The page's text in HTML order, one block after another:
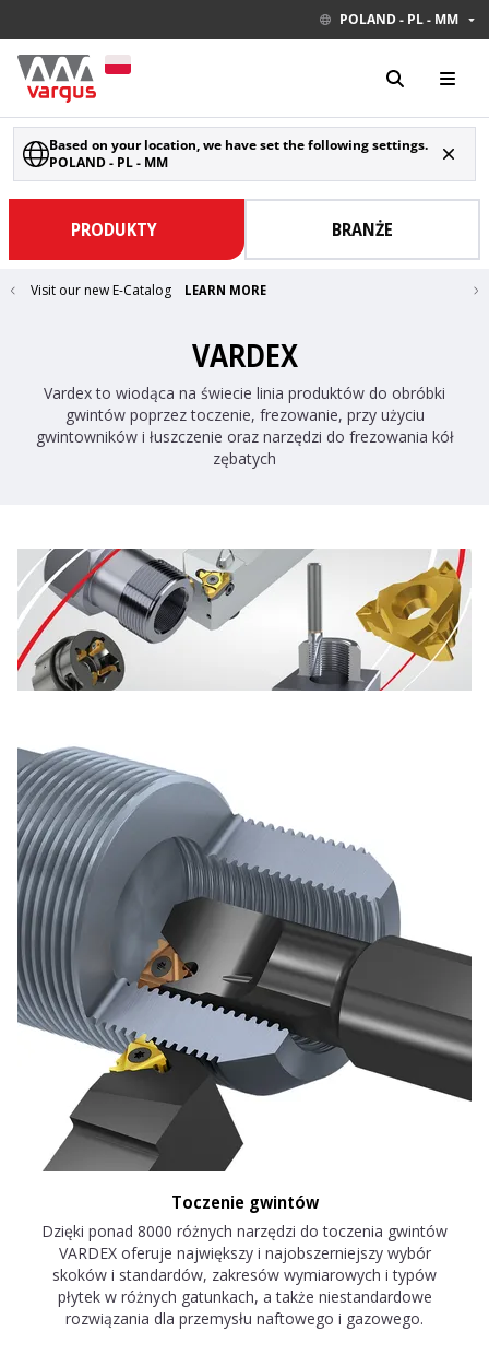
POLAND - PL - MM
Based on your location, we have set the following settings.
POLAND - PL - MM
PRODUKTY BRANŻE
Visit our new E-Catalog LEARN MORE
VARDEX
Vardex to wiodąca na świecie linia produktów do obróbki
gwintów poprzez toczenie, frezowanie, przy użyciu
gwintowników i łuszczenie oraz narzędzi do frezowania kół
zębatych
Toczenie gwintów
Dzięki ponad 8000 różnych narzędzi do toczenia gwintów
VARDEX oferuje największy i najobszerniejszy wybór
skoków i standardów, zakresów wymiarowych i typów
płytek w różnych gatunkach, a także niestandardowe
rozwiązania dla przemysłu naftowego i gazowego.